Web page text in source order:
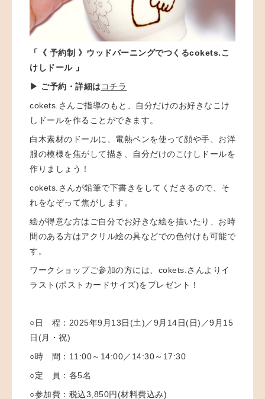
「 《 予約制 》 ウッドバーニングでつくるcokets.こ
けしドール」
▶ ご予約・詳細はコチラ
cokets.さんご指導のもと、自分だけのお好きなこけ
しドールを作ることができます。
白木素材のドールに、電熱ペンを使って顔や手、お洋
服の模様を焦がして描き、自分だけのこけしドールを
作りましょう！
cokets.さんが鉛筆で下書きをしてくださるので、そ
れをなぞって焦がします。
絵が得意な方はご自分でお好きな絵を描いたり、 お時
間のある方はアクリル絵の具などでの色付けも可能で
す。
ワークショップご参加の方には、cokets.さんよりイ
ラスト(ポストカードサイズ)をプレゼント！
○日 程： 2025年9月13日(土)／9月14日(日)／9月15
日(月・祝)
○時 間： 11:00～14:00／14:30～17:30
○定 員： 各5名
○参加費： 税込3,850円(材料費込み)